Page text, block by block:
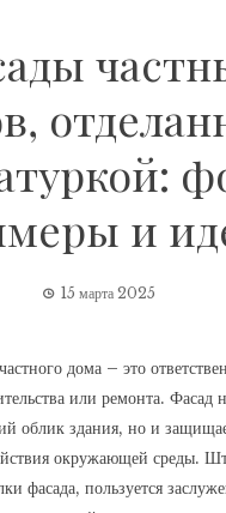
и
15 марта 2025
дома – это
или ремонта. Фасад
облик здания, но и
окружающей среды.
фасада, пользуется